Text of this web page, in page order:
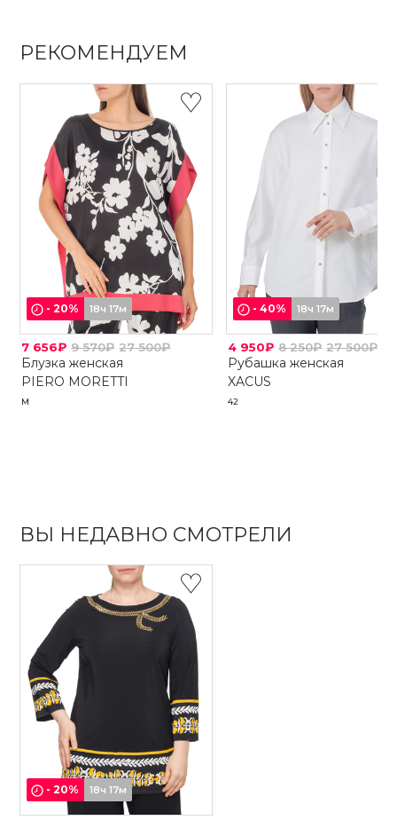
РЕКОМЕНДУЕМ
-20% 18ч 17м
7 656₽ 9 570₽ 27 500₽
Блузка женская
PIERO MORETTI
M
-40% 18ч 17м
4 950₽ 8 250₽ 27 500₽
Рубашка женская
XACUS
42
ВЫ НЕДАВНО СМОТРЕЛИ
-20% 18ч 17м